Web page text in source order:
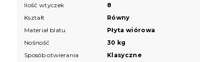
Ilość wtyczek
8
Kształt
Równy
Materiał blatu
Płyta wiórowa
Nośność
30 kg
Sposób otwierania
Klasyczne